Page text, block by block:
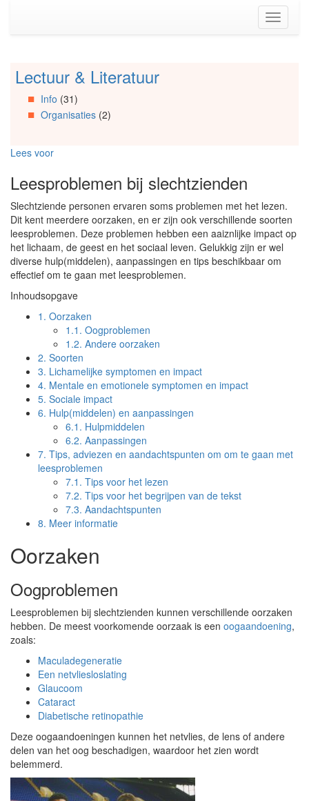
(Accesskey
Toggle
Spring
Artikels
Spring
Spring
Organisaties
Spring
naar
Social
media
Lectuur & Literatuur
Info (31)
Organisaties(2)
Lees voor
Leesproblemen bij slechtzienden
Slechtziende personen ervaren soms problemen met het lezen.
Dit kent meerdere oorzaken, en er zijn ook verschillende soorten
leesproblemen. Deze problemen hebben een aaiznlijke impact op
het lichaam, de geest en het sociaal leven. Gelukkig zijn er wel
diverse hulp(middelen), aanpassingen en tips beschikbaar om
effectief om te gaan met leesproblemen.
Inhoudsopgave
1. Oorzaken
1.1. Oogproblemen
1.2. Andere oorzaken
2. Soorten
3. Lichamelijke symptomen en impact
4. Mentale en emotionele symptomen en impact
5. Sociale impact
6. Hulp(middelen) en aanpassingen
6.1. Hulpmiddelen
6.2. Aanpassingen
7. Tips, adviezen en aandachtspunten om om te gaan met
leesproblemen
7.1. Tips voor het lezen
7.2. Tips voor het begrijpen van de tekst
7.3. Aandachtspunten
8. Meer informatie
Oorzaken
Oogproblemen
Leesproblemen bij slechtzienden kunnen verschillende oorzaken
hebben. De meest voorkomende oorzaak is een oogaandoening,
zoals:
Maculadegeneratie
Een netvliesloslating
Glaucoom
Cataract
Diabetische retinopathie
Deze oogaandoeningen kunnen het netvlies, de lens of andere
delen van het oog beschadigen, waardoor het zien wordt
belemmerd.